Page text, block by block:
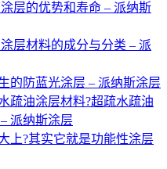
层的优势和寿命 – 派纳斯
层材料的成分与分类 – 派
的防蓝光涂层 – 派纳斯涂层
疏油涂层材料?超疏水疏油
派纳斯涂层
上?其实它就是功能性涂层